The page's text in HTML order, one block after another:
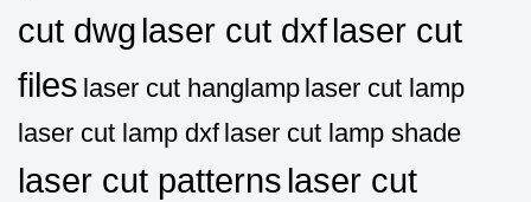
cut dwg laser cut dxflaser cut
files laser cut hanglamp laser cut lamp
laser cut lamp dxf laser cut lamp shade
laser cut patterns laser cut